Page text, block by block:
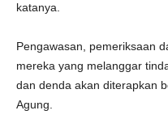
katanya.
Pengawasan, pemeriksaan
mereka yang melanggar
dan denda akan diterapkan
Agung.